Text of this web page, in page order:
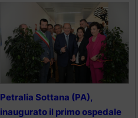
Petralia Sottana (PA),
inaugurato il primo ospedale